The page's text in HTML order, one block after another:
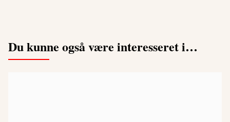
Du kunne også være interesseret i…